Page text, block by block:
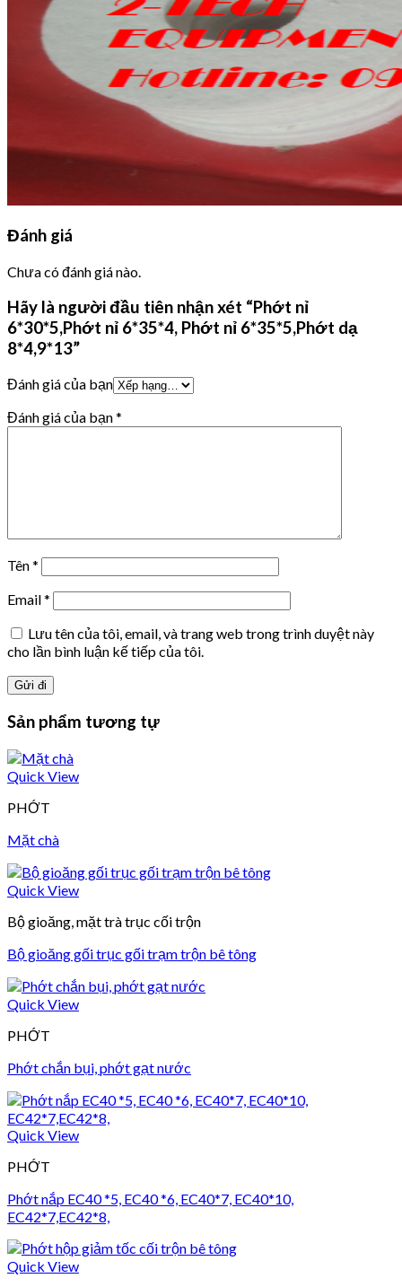
Đánh giá
Chưa có đánh giá nào.
Hãy là người đầu tiên nhận xét “Phớt nỉ
6*30*5,Phớt nỉ 6*35*4, Phớt nỉ 6*35*5,Phớt dạ
8*4,9*13”
Đánh giá của bạn
Đánh giá của bạn*
Tên*
Email*
Lưu tên của tôi, email, và trang web trong trình duyệt này
cho lần bình luận kế tiếp của tôi.
Sản phẩm tương tự
Quick View
PHỚT
Mặt chà
Quick View
Bộ gioăng, mặt trà trục cối trộn
Bộ gioăng gối trục gối trạm trộn bê tông
Quick View
PHỚT
Phớt chắn bụi, phớt gạt nước
Quick View
PHỚT
Phớt nắp EC40 *5, EC40 *6, EC40*7, EC40*10,
EC42*7,EC42*8,
Quick View